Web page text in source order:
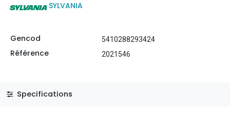
SYLVANIA
Gencod 5410288293424
Référence 2021546
Specifications